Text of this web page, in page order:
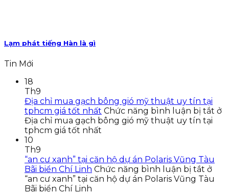
Lạm phát tiếng Hàn là gì
Tin Mới
18
Th9
Địa chỉ mua gạch bông gió mỹ thuật uy tín tại
tphcm giá tốt nhất Chức năng bình luận bị tắt ở
Địa chỉ mua gạch bông gió mỹ thuật uy tín tại
tphcm giá tốt nhất
10
Th9
“an cư xanh” tại căn hộ dự án Polaris Vũng Tàu
Bãi biển Chí Linh Chức năng bình luận bị tắt ở
“an cư xanh” tại căn hộ dự án Polaris Vũng Tàu
Bãi biển Chí Linh